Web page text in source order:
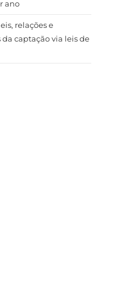
ano
relações e
captação via leis de